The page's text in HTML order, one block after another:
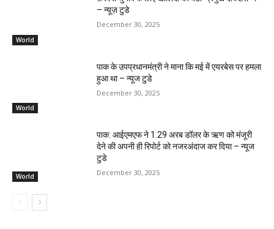
World
– न्यूज़ टुडे
December 30, 2025
World
पाक के उपप्रधानमंत्री ने माना कि मई में एयरबेस पर हमला
हुआ था – न्यूज टुडे
December 30, 2025
World
पाक: आईएमएफ ने 1.29 अरब डॉलर के ऋण को मंजूरी
देने की अपनी ही रिपोर्ट को नजरअंदाज कर दिया – न्यूज
टुडे
December 30, 2025